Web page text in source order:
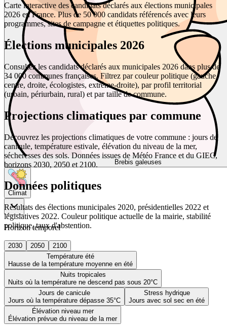
Brebis galeuses
Climat
Horizon temporel
2030 2050
2100
Température été
Hausse de la température moyenne en été
Nuits tropicales
Nuits où la température ne descend pas sous 20°C
Jours de canicule
Jours où la température dépasse 35°C
Stress hydrique
Jours avec sol sec en été
Élévation niveau mer
Élévation prévue du niveau de la mer
Carte interactive des candidats déclarés aux élections municipales
2026 en France. Plus de 50 000 candidats référencés avec leurs
programmes, sites de campagne et étiquettes politiques.
Élections municipales 2026
Consultez les candidats déclarés aux municipales 2026 dans plus de
34 000 communes françaises. Filtrez par couleur politique (gauche,
centre, droite, écologistes, extrême-droite), par profil territorial
(urbain, périurbain, rural) et par taille de commune.
Projections climatiques par commune
Découvrez les projections climatiques de votre commune : jours de
canicule, température estivale, élévation du niveau de la mer,
sécheresses des sols. Données issues de Météo France et du GIEC,
horizons 2030, 2050 et 2100.
Données politiques
Résultats des élections municipales 2020, présidentielles 2022 et
législatives 2022. Couleur politique actuelle de la mairie, stabilité
politique, taux d'abstention.